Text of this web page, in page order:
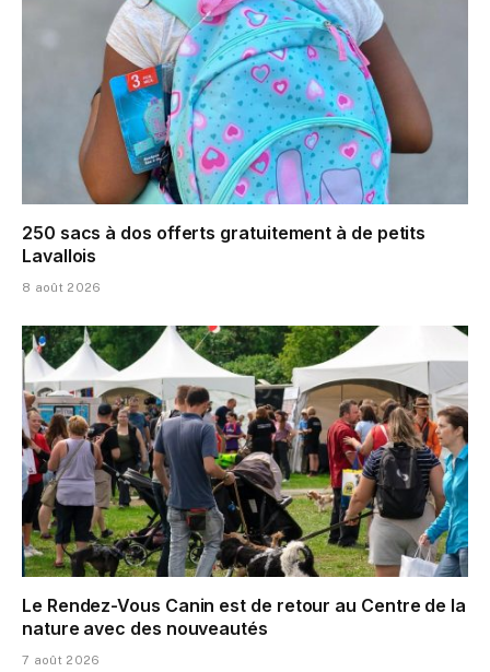
250 sacs à dos offerts gratuitement à de petits
Lavallois
8 août 2026
Le Rendez-Vous Canin est de retour au Centre de la
nature avec des nouveautés
7 août 2026